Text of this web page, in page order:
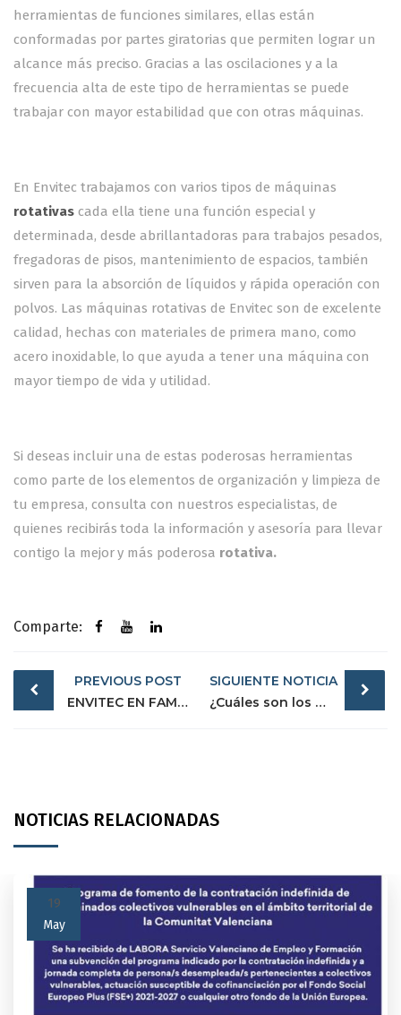
herramientas de funciones similares, ellas están
conformadas por partes giratorias que permiten lograr un
alcance más preciso. Gracias a las oscilaciones y a la
frecuencia alta de este tipo de herramientas se puede
trabajar con mayor estabilidad que con otras máquinas.
En Envitec trabajamos con varios tipos de máquinas
rotativas cada ella tiene una función especial y
determinada, desde abrillantadoras para trabajos pesados,
fregadoras de pisos, mantenimiento de espacios, también
sirven para la absorción de líquidos y rápida operación con
polvos. Las máquinas rotativas de Envitec son de excelente
calidad, hechas con materiales de primera mano, como
acero inoxidable, lo que ayuda a tener una máquina con
mayor tiempo de vida y utilidad.
Si deseas incluir una de estas poderosas herramientas
como parte de los elementos de organización y limpieza de
tu empresa, consulta con nuestros especialistas, de
quienes recibirás toda la información y asesoría para llevar
contigo la mejor y más poderosa rotativa.
Comparte:
Post
navigation
PREVIOUS POST
ENVITEC EN FAME INNOWA 2019: DEL 3 AL 6 DE ABRIL
SIGUIENTE NOTICIA
¿Cuáles son los beneficios de las aspiradoras industriales?
NOTICIAS RELACIONADAS
19
May